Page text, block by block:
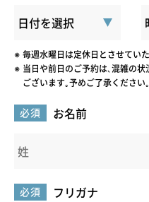
毎週水曜日は定休日とさせてい
当日や前日のご予約は､混雑の
ございます｡予めご了承ください｡
お名前
必須
フリガナ
必須